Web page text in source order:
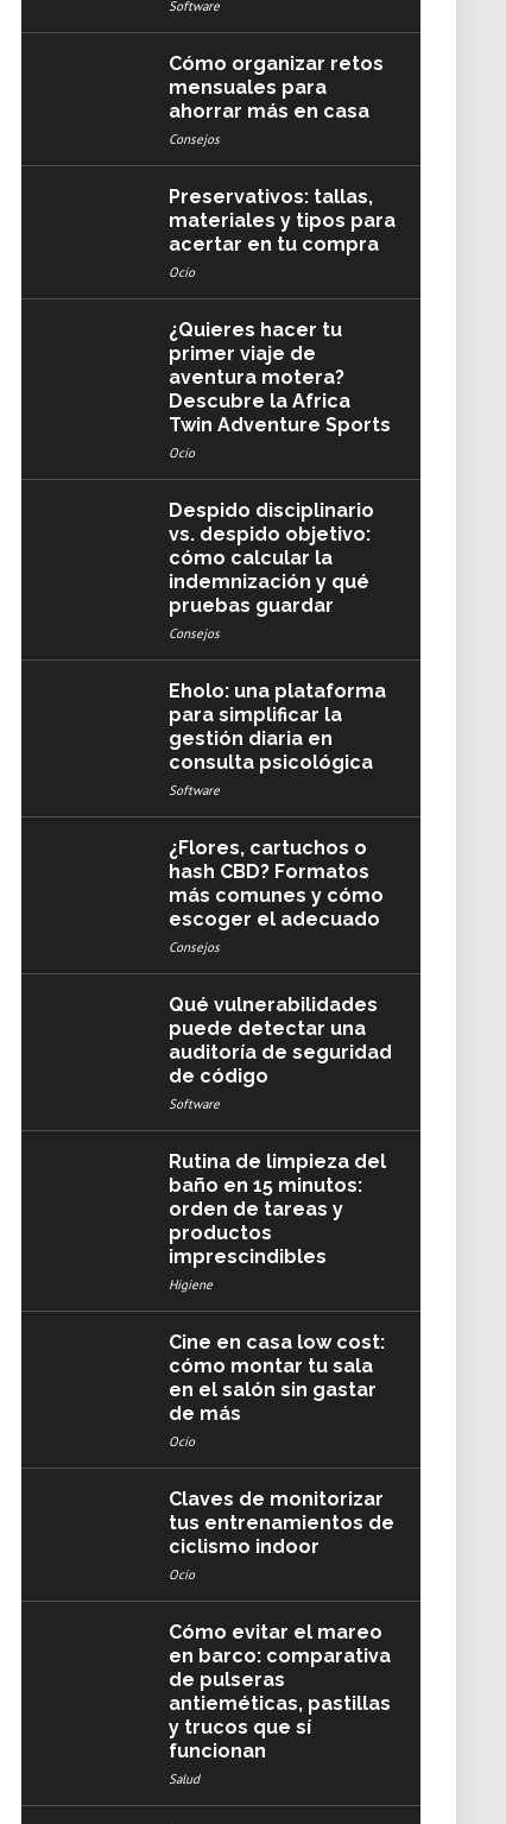
Software
Cómo organizar retos
mensuales para
ahorrar más en casa
Consejos
Preservativos: tallas,
materiales y tipos para
acertar en tu compra
Ocio
¿Quieres hacer tu
primer viaje de
aventura motera?
Descubre la Africa
Twin Adventure Sports
Ocio
Despido disciplinario
vs. despido objetivo:
cómo calcular la
indemnización y qué
pruebas guardar
Consejos
Eholo: una plataforma
para simplificar la
gestión diaria en
consulta psicológica
Software
¿Flores, cartuchos o
hash CBD? Formatos
más comunes y cómo
escoger el adecuado
Consejos
Qué vulnerabilidades
puede detectar una
auditoría de seguridad
de código
Software
Rutina de limpieza del
baño en 15 minutos:
orden de tareas y
productos
imprescindibles
Higiene
Cine en casa low cost:
cómo montar tu sala
en el salón sin gastar
de más
Ocio
Claves de monitorizar
tus entrenamientos de
ciclismo indoor
Ocio
Cómo evitar el mareo
en barco: comparativa
de pulseras
antieméticas, pastillas
y trucos que sí
funcionan
Salud